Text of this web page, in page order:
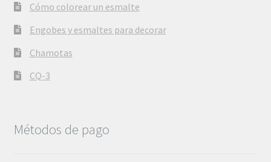
Cómo colorear un esmalte
Engobes y esmaltes para decorar
Chamotas
CQ-3
Métodos de pago